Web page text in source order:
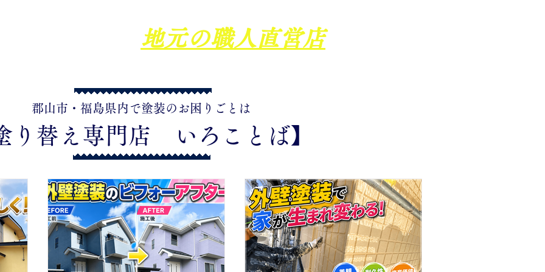
地元の職人直営店
​郡山市・福島県内で塗装のお困りごとは
り替え専門店 いろことば】